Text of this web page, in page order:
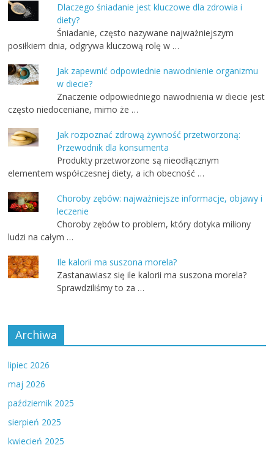
Dlaczego śniadanie jest kluczowe dla zdrowia i
diety?
Śniadanie, często nazywane najważniejszym
posiłkiem dnia, odgrywa kluczową rolę w …
Jak zapewnić odpowiednie nawodnienie organizmu
w diecie?
Znaczenie odpowiedniego nawodnienia w diecie jest
często niedoceniane, mimo że …
Jak rozpoznać zdrową żywność przetworzoną:
Przewodnik dla konsumenta
Produkty przetworzone są nieodłącznym
elementem współczesnej diety, a ich obecność …
Choroby zębów: najważniejsze informacje, objawy i
leczenie
Choroby zębów to problem, który dotyka miliony
ludzi na całym …
Ile kalorii ma suszona morela?
Zastanawiasz się ile kalorii ma suszona morela?
Sprawdziliśmy to za …
Archiwa
lipiec 2026
maj 2026
październik 2025
sierpień 2025
kwiecień 2025